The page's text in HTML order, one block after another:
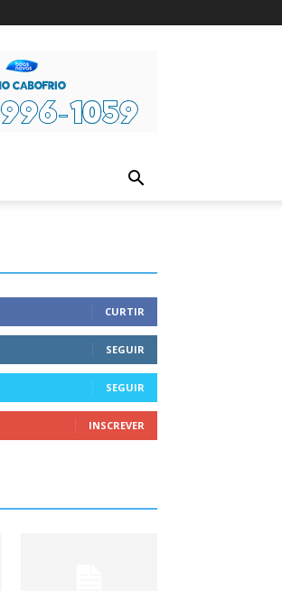
CURTIR
SEGUIR
SEGUIR
INSCREVER